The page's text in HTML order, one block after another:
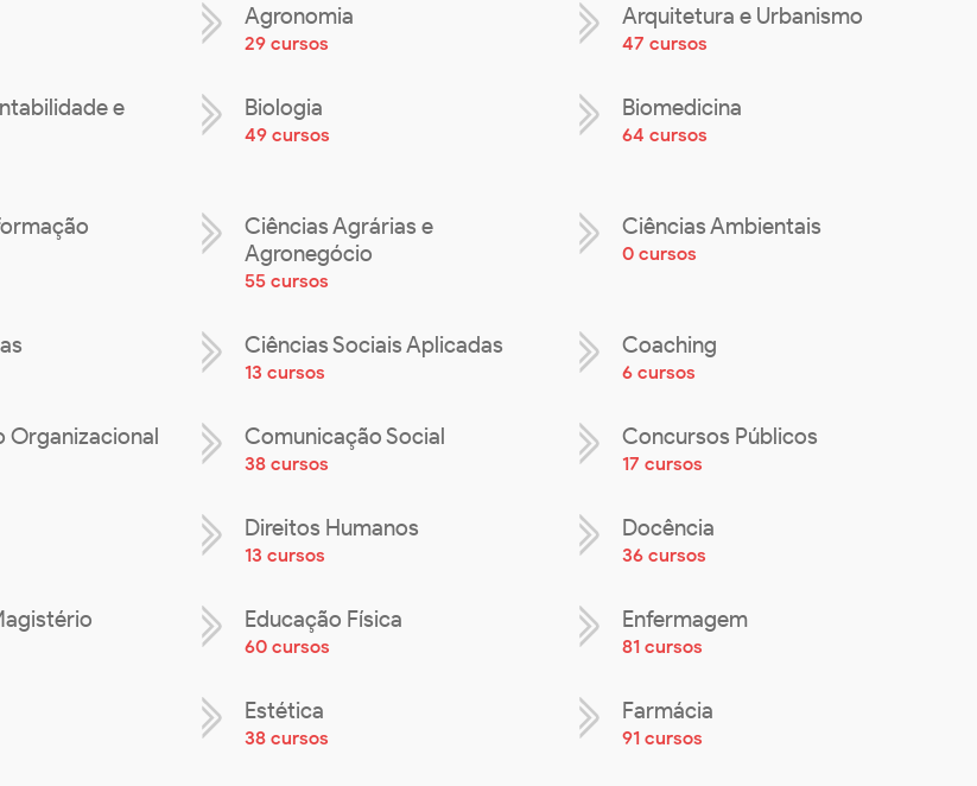
Agronomia
29 cursos
Arquitetura e Urbanismo
47 cursos
e
Biologia
49 cursos
Biomedicina
64 cursos
Ciências Agrárias e
Agronegócio
55 cursos
Ciências Ambientais
0 cursos
Ciências Sociais Aplicadas
13 cursos
Coaching
6 cursos
Organizacional Comunicação Social
38 cursos
Concursos Públicos
17 cursos
Direitos Humanos
13 cursos
Docência
36 cursos
Educação Física
60 cursos
Enfermagem
81 cursos
Estética
38 cursos
Farmácia
91 cursos